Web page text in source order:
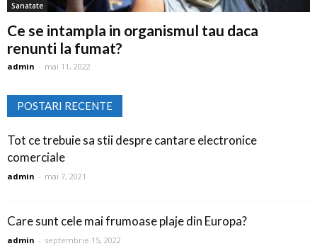
Sanatate
Ce se intampla in organismul tau daca
renunti la fumat?
admin - mai 11, 2022
POSTARI RECENTE
Tot ce trebuie sa stii despre cantare electronice
comerciale
admin - mai 7, 2021
Care sunt cele mai frumoase plaje din Europa?
admin - septembrie 15, 2022